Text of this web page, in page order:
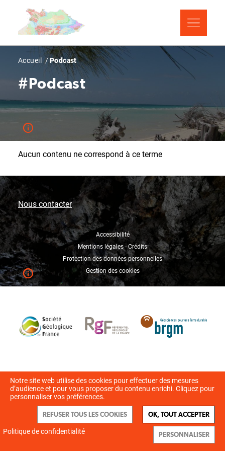
contenu
Fil
Accueil Podcast
#Podcast
Aucun contenu ne correspond à ce terme
Nous contacter
Accessibilité
Mentions légales - Crédits
Protection des données personnelles
Gestion des cookies
Notre site web utilise des cookies pour effectuer des mesures
d’audience et pour vous proposer du contenu enrichi. Cliquez pour
personnaliser vos préférences.
OK, TOUT ACCEPTER
REFUSER TOUS LES COOKIES
PERSONNALISER
Politique de confidentialité